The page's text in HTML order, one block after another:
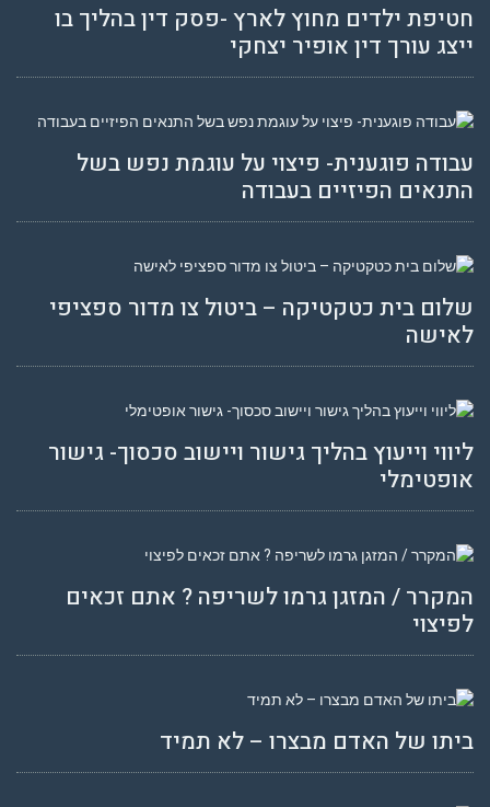
חטיפת ילדים מחוץ לארץ -פסק דין בהליך בו
ייצג עורך דין אופיר יצחקי
עבודה פוגענית- פיצוי על עוגמת נפש בשל
התנאים הפיזיים בעבודה
שלום בית כטקטיקה – ביטול צו מדור ספציפי
לאישה
ליווי וייעוץ בהליך גישור ויישוב סכסוך- גישור
אופטימלי
המקרר / המזגן גרמו לשריפה ? אתם זכאים
לפיצוי
ביתו של האדם מבצרו – לא תמיד